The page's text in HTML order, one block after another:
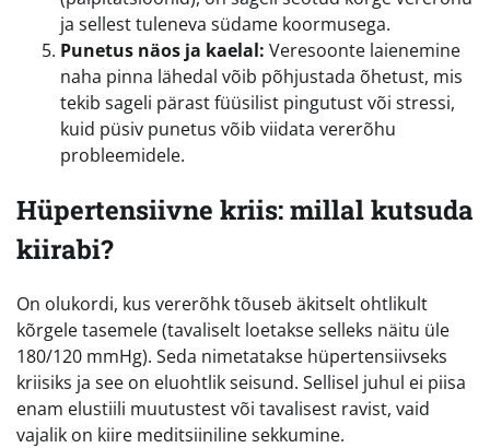
ja sellest tuleneva südame koormusega.
Punetus näos ja kaelal: Veresoonte laienemine
naha pinna lähedal võib põhjustada õhetust, mis
tekib sageli pärast füüsilist pingutust või stressi,
kuid püsiv punetus võib viidata vererõhu
probleemidele.
Hüpertensiivne kriis: millal kutsuda
kiirabi?
On olukordi, kus vererõhk tõuseb äkitselt ohtlikult
kõrgele tasemele (tavaliselt loetakse selleks näitu üle
180/120 mmHg). Seda nimetatakse hüpertensiivseks
kriisiks ja see on eluohtlik seisund. Sellisel juhul ei piisa
enam elustiili muutustest või tavalisest ravist, vaid
vajalik on kiire meditsiiniline sekkumine.